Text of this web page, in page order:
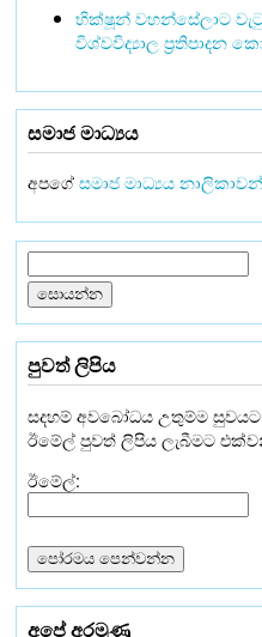
භික්ෂූන් වහන්සේලාට
විශ්වවිද්‍යාල ප්‍රතිපාදන
සමාජ මාධ්‍යය
අපගේසමාජ මාධ්‍යය නාලිකාවන්
පුවත් ලිපිය
සදහම් අවබෝධය උතුම්ම
ඊමේල් පුවත් ලිපිය ලැබීමට
ඊමේල්:
අපේ අරමුණු